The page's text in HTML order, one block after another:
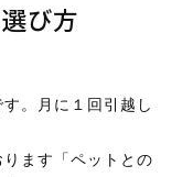
び方
。月に１回引越し
ます「ペットとの